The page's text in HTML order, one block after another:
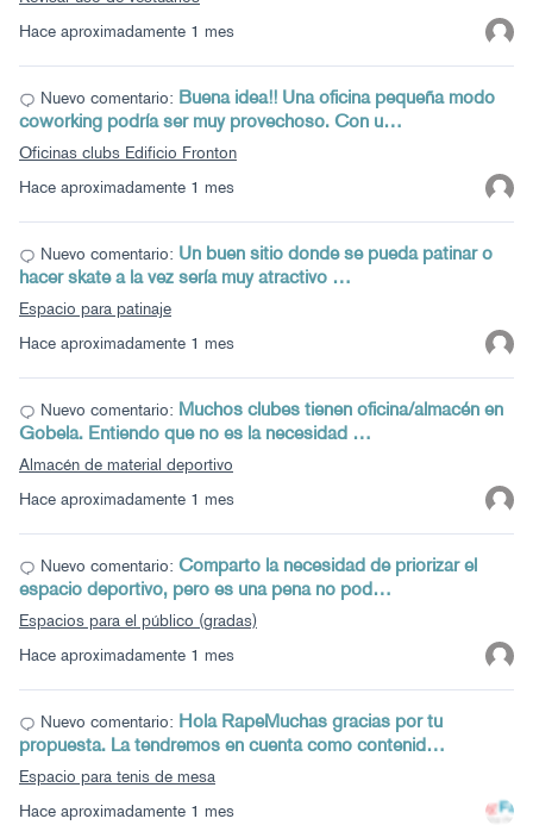
Hace aproximadamente 1 mes
Hace aproximadamente 1 mes
Nuevo comentario: Buena idea!! Una oficina pequeña modo
coworking podría ser muy provechoso. Con u…
Oficinas clubs Edificio Fronton
Hace aproximadamente 1 mes
Nuevo comentario: Un buen sitio donde se pueda patinar o
hacer skate a la vez sería muy atractivo …
Espacio para patinaje
Hace aproximadamente 1 mes
Nuevo comentario: Muchos clubes tienen oficina/almacén en
Gobela. Entiendo que no es la necesidad …
Almacén de material deportivo
Hace aproximadamente 1 mes
Nuevo comentario: Comparto la necesidad de priorizar el
espacio deportivo, pero es una pena no pod…
Espacios para el público (gradas)
Hace aproximadamente 1 mes
Nuevo comentario: Hola RapeMuchas gracias por tu
propuesta. La tendremos en cuenta como contenid…
Espacio para tenis de mesa